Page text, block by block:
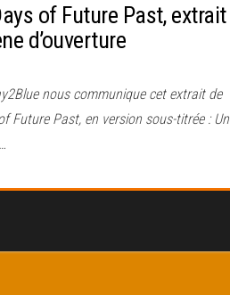
of Future Past, extrait
d’ouverture
nous communique cet extrait de
Future Past, en version sous-titrée : Un